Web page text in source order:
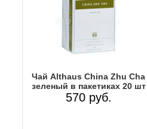
Чай Althaus China Zhu Cha
зеленый в пакетиках 20 шт
570 руб.